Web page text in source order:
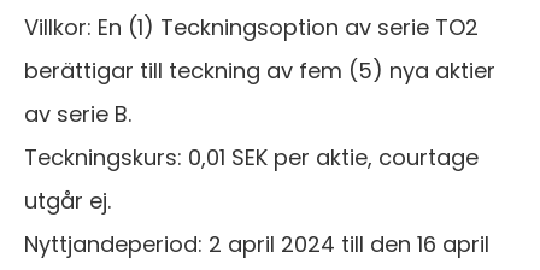
Villkor: En (1) Teckningsoption av serie TO2
berättigar till teckning av fem (5) nya aktier
av serie B.
Teckningskurs: 0,01 SEK per aktie, courtage
utgår ej.
Nyttjandeperiod: 2 april 2024 till den 16 april